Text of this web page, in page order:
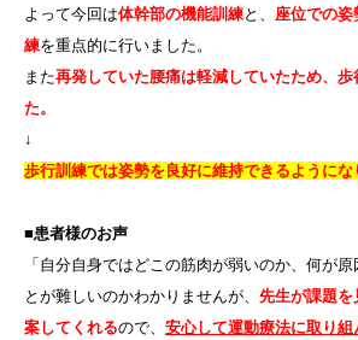
よって今回は体幹部の機能訓練と、 座位での姿
練を重点的に行いました。
また再発していた腰痛は軽減していたため、
た。
↓
歩行訓練では姿勢を良好に維持できるようにな
■患者様のお声
「自分自身ではどこの筋肉が弱いのか、何が
とが難しいのかわかりませんが、 先生が課題を
案してくれるので、 安心して運動療法に取り組